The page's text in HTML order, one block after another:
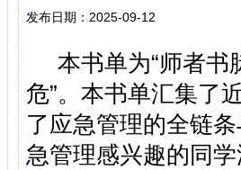
发布日期：2025-09-12
本书单为“师者书
危”。本书单汇集了
了应急管理的全链
急管理感兴趣的同